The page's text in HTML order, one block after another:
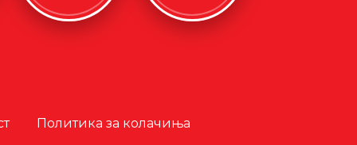
Политика за колачиња